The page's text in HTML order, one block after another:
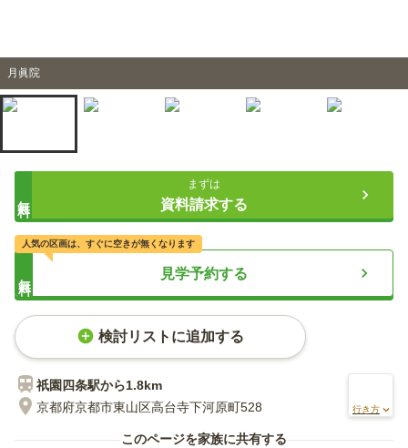
月眞院
まずは
資料請求する
見学予約する
人気の区画は、すぐに空きが無くなります
検討リストに追加する
祇園四条駅から1.8km
京都府京都市東山区高台寺下河原町528
行き方
このページを家族に共有する